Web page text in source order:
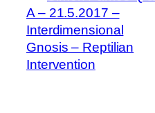
A – 21.5.2017 –
Interdimensional
Gnosis – Reptilian
Intervention